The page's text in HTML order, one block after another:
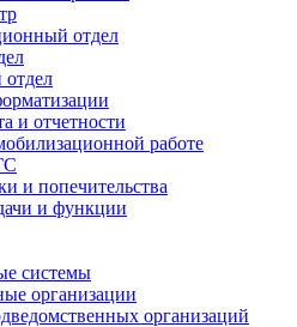
отдел
и отчетности
работе
и попечительства
и функции
системы
организации
организаций